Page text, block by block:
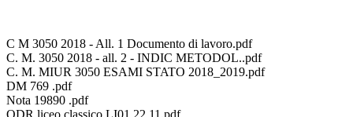
C M 3050 2018 - All. 1 Documento di lavoro.pdf
C. M. 3050 2018 - all. 2 - INDIC METODOL..pdf
C. M. MIUR 3050 ESAMI STATO 2018_2019.pdf
DM 769 .pdf
Nota 19890 .pdf